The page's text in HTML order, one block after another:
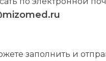
заполнить и